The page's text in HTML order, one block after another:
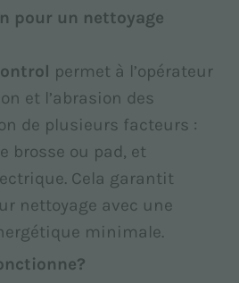
pour un nettoyage
permet à l’opérateur
et l’abrasion des
de plusieurs facteurs :
brosse ou pad, et
Cela garantit
nettoyage avec une
minimale.